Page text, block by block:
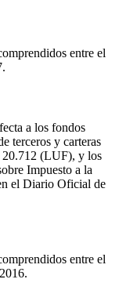
entre el
a los fondos
terceros y carteras
20.712 (LUF), y los
Impuesto a la
el Diario Oficial de
entre el